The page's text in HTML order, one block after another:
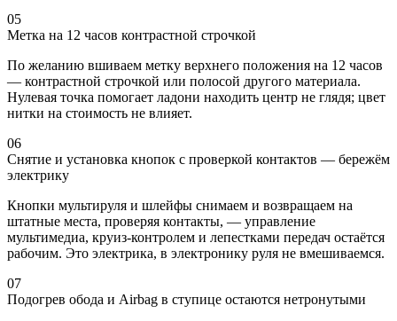
05
Метка на 12 часов контрастной строчкой
По желанию вшиваем метку верхнего положения на 12 часов
— контрастной строчкой или полосой другого материала.
Нулевая точка помогает ладони находить центр не глядя; цвет
нитки на стоимость не влияет.
06
Снятие и установка кнопок с проверкой контактов — бережём
электрику
Кнопки мультируля и шлейфы снимаем и возвращаем на
штатные места, проверяя контакты, — управление
мультимедиа, круиз-контролем и лепестками передач остаётся
рабочим. Это электрика, в электронику руля не вмешиваемся.
07
Подогрев обода и Airbag в ступице остаются нетронутыми